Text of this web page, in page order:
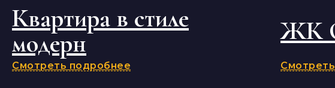
Квартира в стиле
модерн
Смотреть подробнее
ЖК